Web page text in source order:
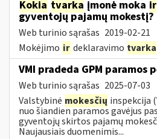
Kokia tvarka įmonė moka ir
gyventojų pajamų mokestį?
Web turinio sąrašas 2019-02-21
Mokėjimo ir deklaravimo tvarka
VMI pradeda GPM paramos
Web turinio sąrašas 2025-07-03
Valstybinė mokesčių inspekcija
nuo šiandien paramos gavėjus
gyventojų skirtos pajamų
Naujausiais duomenimis...